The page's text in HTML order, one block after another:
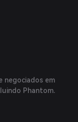
negociados em
Phantom.